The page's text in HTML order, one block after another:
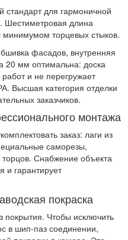
для гармоничной
Шестиметровая длина
торцевых стыков.
фасадов, внутренняя
20 мм оптимальна: доска
и не перегружает
Высшая категория отделки
заказчиков.
монтажа
заказ: лаги из
саморезы,
Снабжение объекта
и гарантирует
покраска
покрытия. Чтобы исключить
в шип-паз соединении,